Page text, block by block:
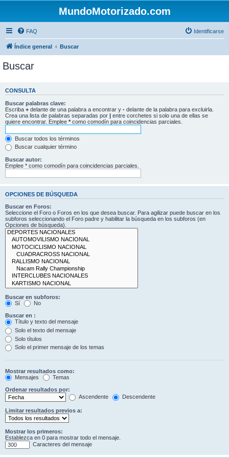
MundoMotorizado.com
FAQ Identificarse
Índice general Buscar
Buscar
CONSULTA
Buscar palabras clave:
Escriba + delante de una palabra a encontrar y - delante de la palabra para excluirla.
Crea una lista de palabras separadas por | entre corchetes si solo una de ellas se
quiere encontrar. Emplee * como comodín para coincidencias parciales.
Buscar todos los términos
Buscar cualquier término
Buscar autor:
Emplee * como comodín para coincidencias parciales.
OPCIONES DE BÚSQUEDA
Buscar en Foros:
Seleccione el Foro o Foros en los que desea buscar. Para agilizar puede buscar en los
subforos seleccionando el Foro padre y habilitar la búsqueda en los subforos (en
Opciones de búsqueda).
Buscar en subforos:
Sí
No
Buscar en :
Título y texto del mensaje
Solo el texto del mensaje
Solo títulos
Solo el primer mensaje de los temas
Mostrar resultados como:
Mensajes
Temas
Ordenar resultados por:
Ascendente
Descendente
Limitar resultados previos a:
Mostrar los primeros:
Establezca en 0 para mostrar todo el mensaje.
Caracteres del mensaje